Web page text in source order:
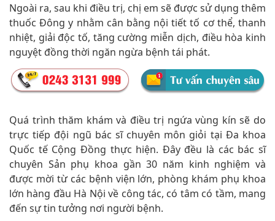
Ngoài ra, sau khi điều trị, chị em sẽ được sử dụng thêm
thuốc Đông y nhằm cân bằng nội tiết tố cơ thể, thanh
nhiệt, giải độc tố, tăng cường miễn dịch, điều hòa kinh
nguyệt đồng thời ngăn ngừa bệnh tái phát.
Quá trình thăm khám và điều trị ngứa vùng kín sẽ do
trực tiếp đội ngũ bác sĩ chuyên môn giỏi tại Đa khoa
Quốc tế Cộng Đồng thực hiện. Đây đều là các bác sĩ
chuyên Sản phụ khoa gần 30 năm kinh nghiệm và
được mời từ các bệnh viện lớn, phòng khám phụ khoa
lớn hàng đầu Hà Nội về công tác, có tâm có tầm, mang
đến sự tin tưởng nơi người bệnh.